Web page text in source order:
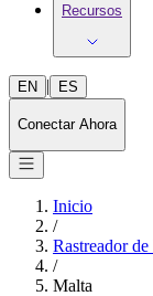
Recursos
EN | ES
Conectar Ahora
Inicio
/
Rastreador
/
Malta